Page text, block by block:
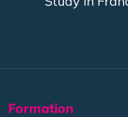
Formation